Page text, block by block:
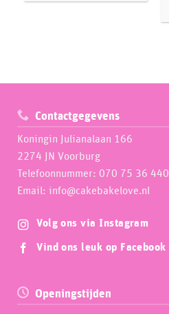
Contactgegevens
Koningin Julianalaan 166
2274 JN Voorburg
Telefoonnummer: 070 75 36 440
Email: info@cakebakelove.nl
Volg ons via Instagram
Vind ons leuk op Facebook
Openingstijden